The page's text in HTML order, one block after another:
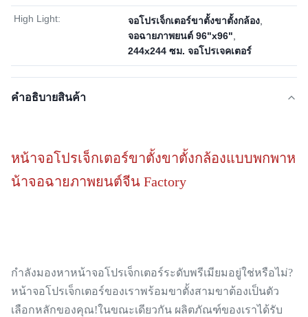
High Light: จอโปรเจ็กเตอร์ขาตั้งขาตั้งกล้อง
จอฉายภาพยนต์ 96"x96"
244x244 ซม. จอโปรเจคเตอร์
คําอธิบายสินค้า
หน้าจอโปรเจ็กเตอร์ขาตั้งขาตั้งกล้องแบบพกพาห
น้าจอฉายภาพยนต์จีน Factory
กำลังมองหาหน้าจอโปรเจ็กเตอร์ระดับพรีเมียมอยู่ใช่หรือไม่?
หน้าจอโปรเจ็กเตอร์ของเราพร้อมขาตั้งสามขาต้องเป็นตัว
เลือกหลักของคุณ!ในขณะเดียวกัน ผลิตภัณฑ์ของเราได้รับ